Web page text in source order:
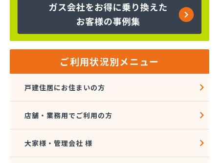
株式会社エスケーエナジー仙台
株式会社エネサンス 東北花京院オートガススタン
ド
株式会社エネサンス 東北仙台支店
株式会社エネサンス 東北南仙台支店
株式会社オオタガス設備
株式会社カシコ
株式会社ガス＆ライフ
ご利用状況別メニュー
戸建住居にお住まいの方
店舗・業務用でご利用の方
大家様・管理会社 様